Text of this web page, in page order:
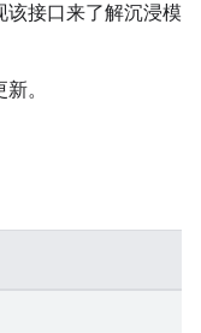
接口来了解沉浸模
。